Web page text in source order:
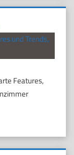
Features,